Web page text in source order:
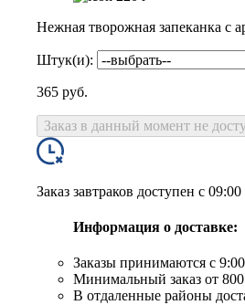
Нежная творожная запеканка
Штук(и):
365 руб.
Заказ в данный момент не
Заказ завтраков доступен с
Информация о доставке:
Заказы принимаются с
Минимальный заказ от
В отдаленные районы